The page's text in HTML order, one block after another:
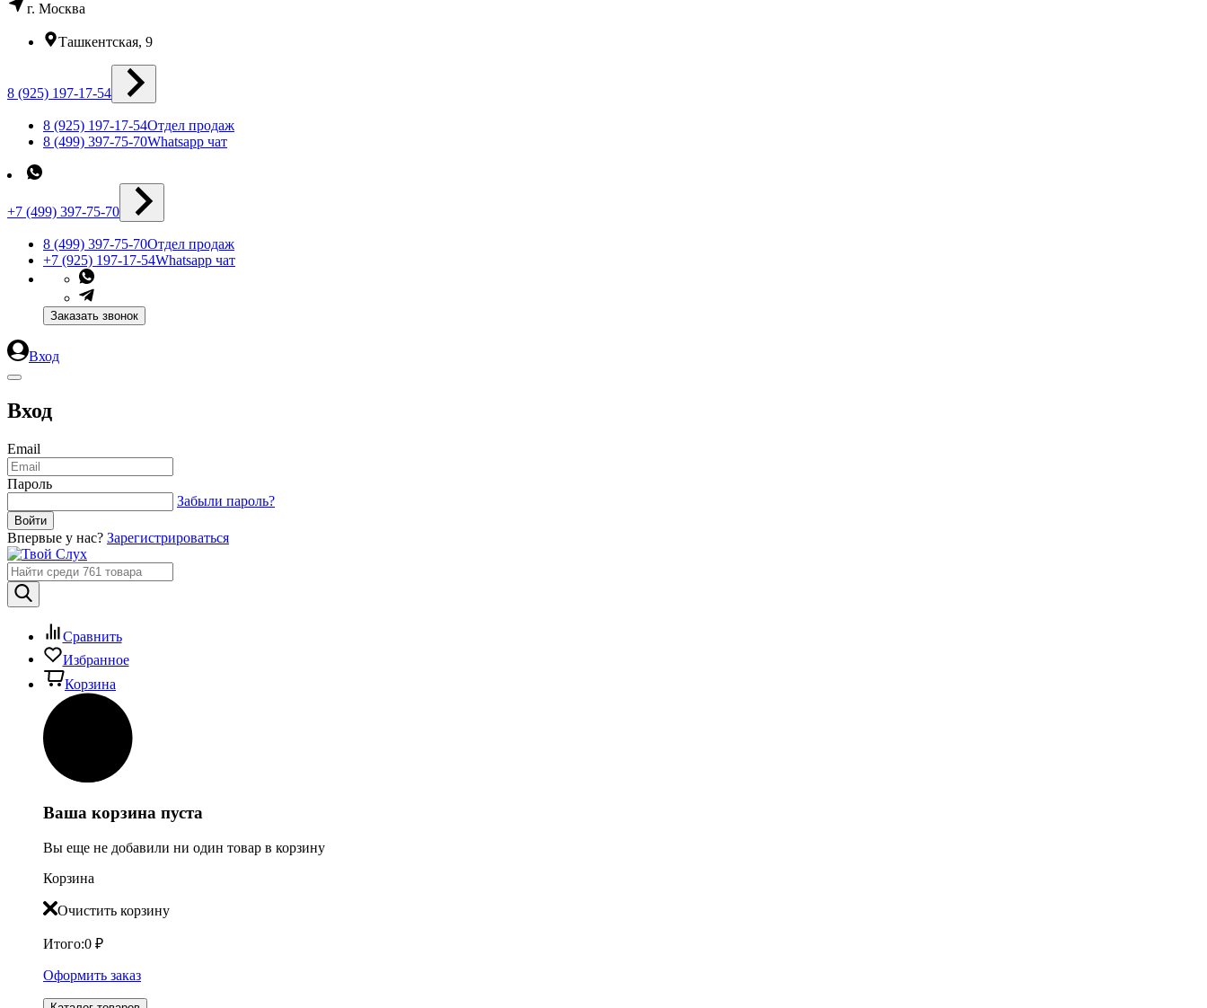
г. Москва
Ташкентская, 9
8 (925) 197-17-54
8 (925) 197-17-54Отдел продаж
8 (499) 397-75-70Whatsapp чат
+7 (499) 397-75-70
8 (499) 397-75-70Отдел продаж
+7 (925) 197-17-54Whatsapp чат
Заказать звонок
Вход
Вход
Email
Пароль
Забыли пароль?
Впервые у нас? Зарегистрироваться
Сравнить
Избранное
Корзина
Ваша корзина пуста
Вы еще не добавили ни один товар в корзину
Корзина
Очистить корзину
Итого:0 ₽
Оформить заказ